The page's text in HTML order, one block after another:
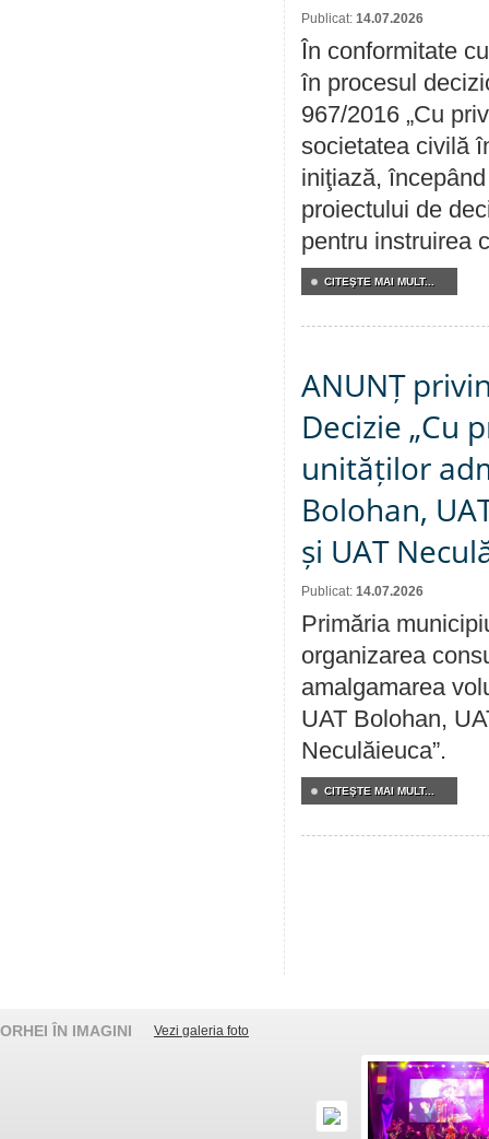
Publicat: 14.07.2026
În conformitate
în procesul
967/2016 „Cu
societatea civilă
iniţiază,
proiectului de
pentru instruirea
CITEŞTE MAI MULT...
ANUNȚ
Decizie „Cu
unităților
Bolohan,
și UAT
Publicat: 14.07.2026
Primăria
organizarea
amalgamarea
UAT Bolohan,
Neculăieuca”.
CITEŞTE MAI MULT...
ORHEI ÎN IMAGINI Vezi galeria foto